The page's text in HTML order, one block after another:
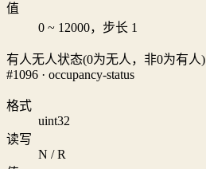
值
0 ~ 12000，步长 1
有人无人状态(0为无人，非0为有人)
#1096 · occupancy-status
格式
uint32
读写
N / R